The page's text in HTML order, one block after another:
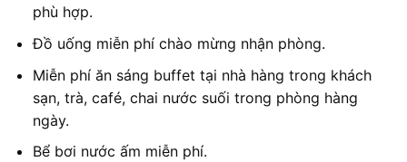
phù hợp.
Đồ uống miễn phí chào mừng nhận phòng.
Miễn phí ăn sáng buffet tại nhà hàng trong khách
sạn, trà, café, chai nước suối trong phòng hàng
ngày.
Bể bơi nước ấm miễn phí.